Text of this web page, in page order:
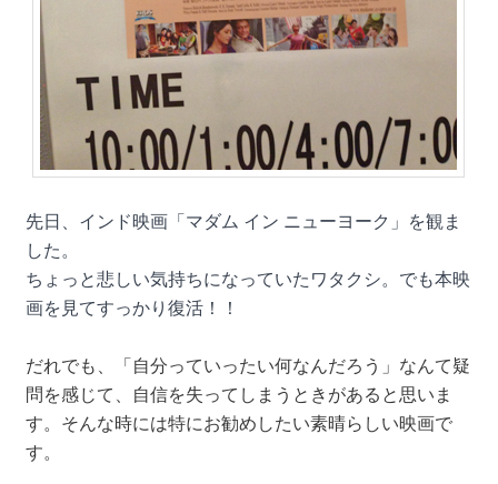
先日、インド映画「マダム イン ニューヨーク」を観ま
した。
ちょっと悲しい気持ちになっていたワタクシ。でも本映
画を見てすっかり復活！！
だれでも、「自分っていったい何なんだろう」なんて疑
問を感じて、自信を失ってしまうときがあると思いま
す。そんな時には特にお勧めしたい素晴らしい映画で
す。